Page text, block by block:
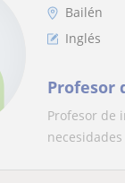
Bailén
Inglés
Profesor
Profesor de